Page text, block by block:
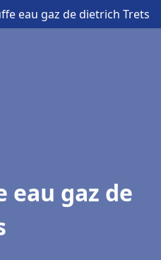
eau gaz de dietrich Trets
eau gaz de